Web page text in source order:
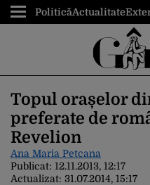
PoliticăActualitate
Topul orașelor
preferate de
Revelion
Ana Maria Petcana
Publicat: 12.11.2013, 12:17
Actualizat: 31.07.2014, 15:17